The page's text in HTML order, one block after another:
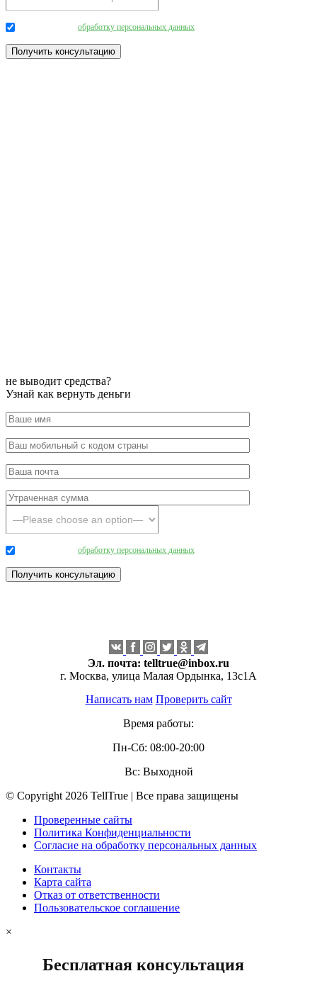
обработку персональных данных
не выводит средства?
Узнай как вернуть деньги
обработку персональных данных
Эл. почта: telltrue@inbox.ru
г. Москва, улица Малая Ордынка, 13с1А
Написать нам Проверить сайт
Время работы:
Пн-Сб: 08:00-20:00
Вс: Выходной
© Copyright 2026 TellTrue | Все права защищены
Проверенные сайты
Политика Конфиденциальности
Согласие на обработку персональных данных
Контакты
Карта сайта
Отказ от ответственности
Пользовательское соглашение
×
Бесплатная консультация